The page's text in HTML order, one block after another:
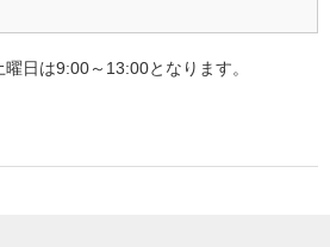
日は9:00～13:00となります。